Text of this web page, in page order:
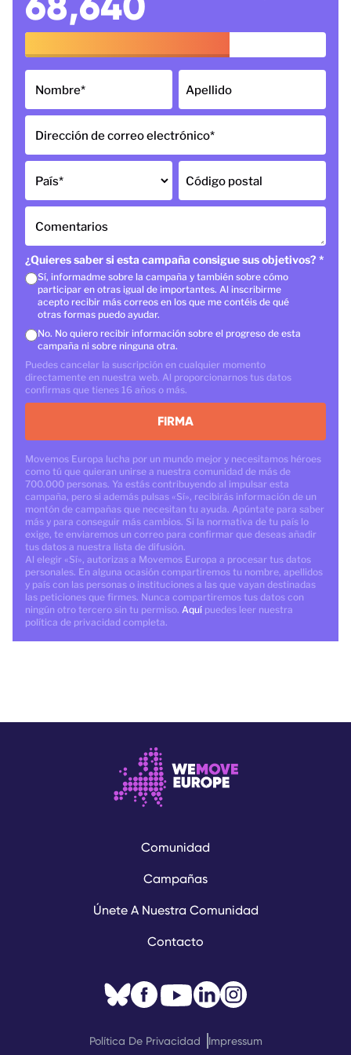
Nombre* Apellido
Dirección de correo electrónico*
País* Código postal
Comentarios
¿Quieres saber si esta campaña consigue sus objetivos? *
Sí, informadme sobre la campaña y también sobre cómo
participar en otras igual de importantes. Al inscribirme
acepto recibir más correos en los que me contéis de qué
otras formas puedo ayudar.
No. No quiero recibir información sobre el progreso de esta
campaña ni sobre ninguna otra.
Puedes cancelar la suscripción en cualquier momento
directamente en nuestra web. Al proporcionarnos tus datos
confirmas que tienes 16 años o más.
FIRMA
Movemos Europa lucha por un mundo mejor y necesitamos héroes
como tú que quieran unirse a nuestra comunidad de más de
700.000 personas. Ya estás contribuyendo al impulsar esta
campaña, pero si además pulsas «Sí», recibirás información de un
montón de campañas que necesitan tu ayuda. Apúntate para saber
más y para conseguir más cambios. Si la normativa de tu país lo
exige, te enviaremos un correo para confirmar que deseas añadir
tus datos a nuestra lista de difusión.
Al elegir «Sí», autorizas a Movemos Europa a procesar tus datos
personales. En alguna ocasión compartiremos tu nombre, apellidos
y país con las personas o instituciones a las que vayan destinadas
las peticiones que firmes. Nunca compartiremos tus datos con
ningún otro tercero sin tu permiso. Aquí puedes leer nuestra
política de privacidad completa.
Comunidad
Campañas
Únete A Nuestra Comunidad
Contacto
Política De Privacidad Impressum